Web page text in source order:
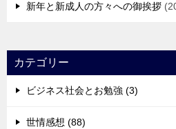
新年と新成人の方々への御挨拶
カテゴリー
ビジネス社会とお勉強 (3)
世情感想 (88)